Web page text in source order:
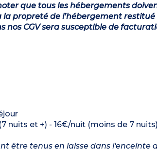
que tous les hébergements
propreté de l’hébergement restitué
CGV sera susceptible de
nuits et +) - 16€/nuit (moins de 7 nuits)
être tenus en laisse dans l'enceinte